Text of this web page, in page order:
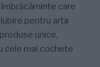
care
pentru arta
unice,
cele mai cochete